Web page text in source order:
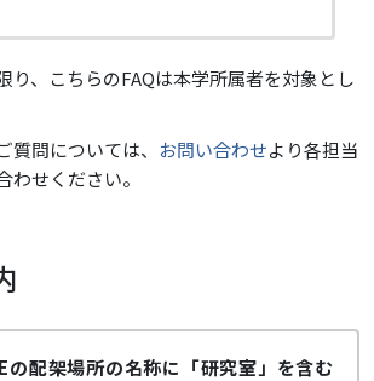
り、こちらのFAQは本学所属者を対象とし
質問については、 お問い合わせより各担当
わせください。
配架場所の名称に「研究室」を含む